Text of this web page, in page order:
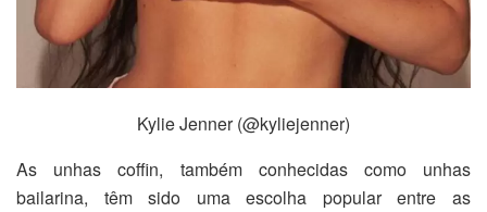
Kylie Jenner (@kyliejenner)
As unhas coffin, também conhecidas como unhas
bailarina, têm sido uma escolha popular entre as